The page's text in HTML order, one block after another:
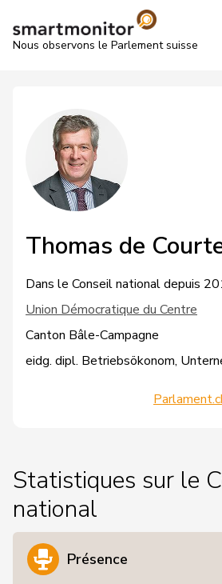
Nous observons le Parlement suisse
Thomas de
Dans le Conseil national depuis
Union Démocratique du Centre
Canton Bâle-Campagne
eidg. dipl. Betriebsökonom,
Statistiques sur le
national
Présence